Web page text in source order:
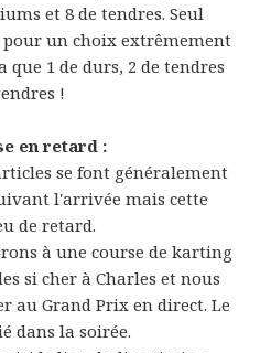
et 8 de tendres. Seul
pour un choix extrêmement
1 de durs, 2 de tendres
!
en retard :
se font généralement
l'arrivée mais cette
de retard.
à une course de karting
si cher à Charles et nous
au Grand Prix en direct. Le
dans la soirée.